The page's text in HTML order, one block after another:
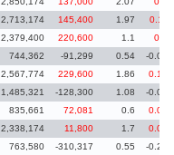
2,713,174 145,400 1.97
0.11
2,379,400 220,600 1.1
0.1
744,362 -91,299 0.54
-0.06
2,567,774 229,600 1.86
0.16
1,485,321 -128,300 1.08
-0.09
835,661 72,081 0.6
0.05
2,338,174 11,800 1.7
0.01
763,580 -310,317 0.55
-0.23